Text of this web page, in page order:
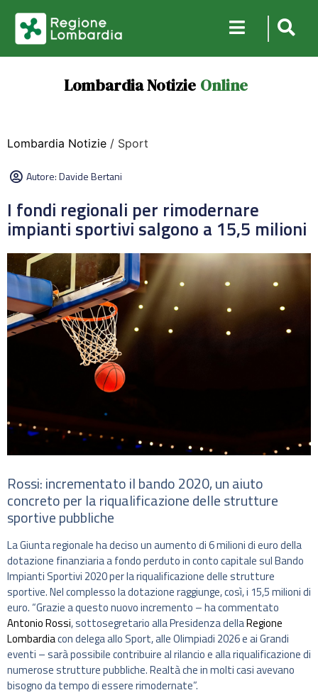
Lombardia Notizie Online
Lombardia Notizie / Sport
Autore:Davide Bertani
I fondi regionali per rimodernare
impianti sportivi salgono a 15,5 milioni
Rossi: incrementato il bando 2020, un aiuto
concreto per la riqualificazione delle strutture
sportive pubbliche
La Giunta regionale ha deciso un aumento di 6 milioni di euro della
dotazione finanziaria a fondo perduto in conto capitale sul Bando
Impianti Sportivi 2020 per la riqualificazione delle strutture
sportive. Nel complesso la dotazione raggiunge, così, i 15,5 milioni di
euro. “Grazie a questo nuovo incremento – ha commentato
Antonio Rossi, sottosegretario alla Presidenza dellaRegione
Lombardiacon delega allo Sport, alle Olimpiadi 2026 e ai Grandi
eventi – sarà possibile contribuire al rilancio e alla riqualificazione di
numerose strutture pubbliche. Realtà che in molti casi avevano
bisogno da tempo di essere rimodernate”.